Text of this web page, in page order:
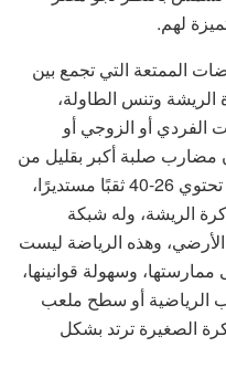
لهم.
الممتعة التي تجمع بين
وتنس الطاولة،
أو الزوجي أو
مضارب صلبة أكبر بقليل من
مضارب تنس الطاولة، كما أن الكرة تحتوي 26-40 ثقبًا مستديرًا،
الريشة، وله شبكة
وهذه الرياضة ليست
وسهولة قوانينها،
الرياضية أو سطح ملعب
الصغيرة ترتد بشكل